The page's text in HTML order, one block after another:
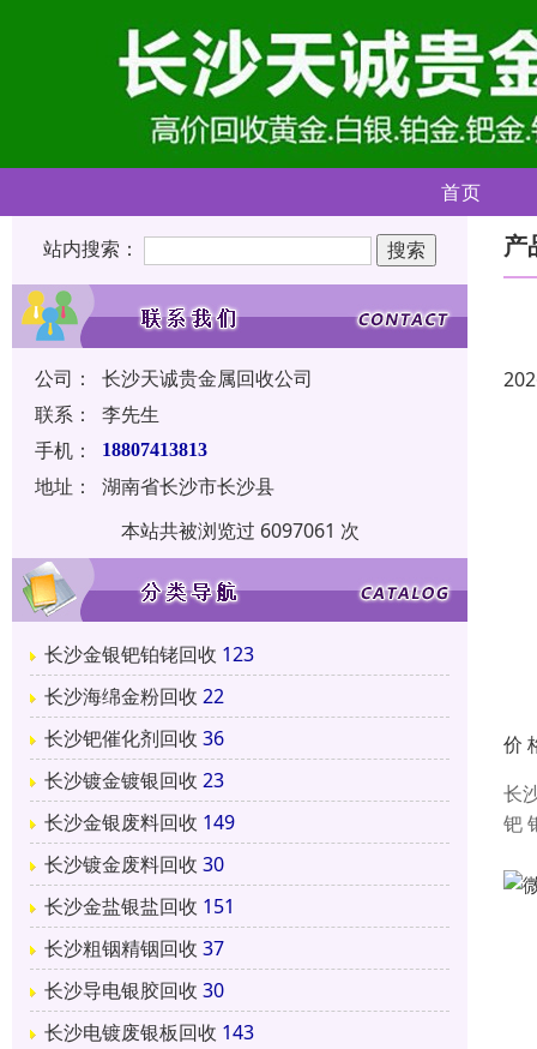
首页
站内搜索：
公司：
长沙天诚贵金属回收公司
联系：
李先生
手机：
18807413813
地址：
湖南省长沙市长沙县
本站共被浏览过 6097061 次
长沙金银钯铂铑回收 123
长沙海绵金粉回收 22
长沙钯催化剂回收 36
长沙镀金镀银回收 23
长沙金银废料回收 149
长沙镀金废料回收 30
长沙金盐银盐回收 151
长沙粗铟精铟回收 37
长沙导电银胶回收 30
长沙电镀废银板回收 143
产
价
长
钯